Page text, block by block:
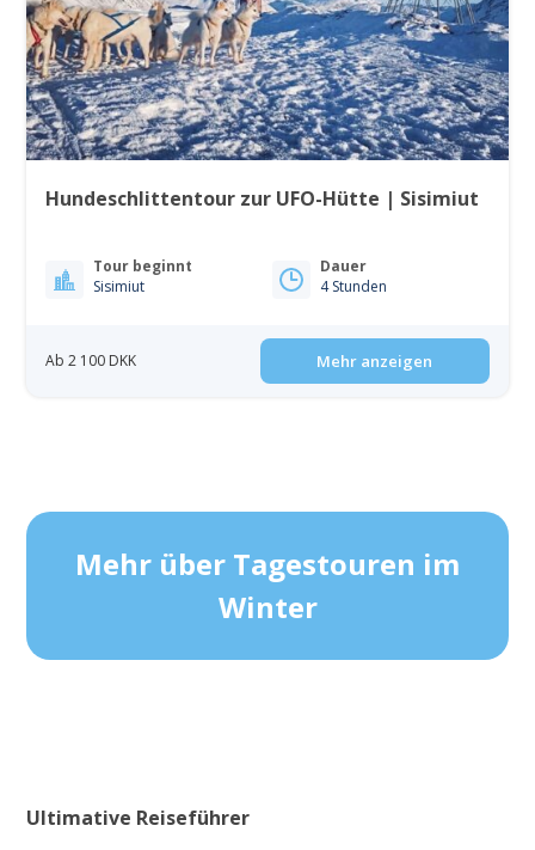
Hundeschlittentour zur UFO-Hütte | Sisimiut
Tour beginnt
Sisimiut
Dauer
4 Stunden
Ab 2 100 DKK Mehr anzeigen
Mehr über Tagestouren im
Winter
Ultimative Reiseführer